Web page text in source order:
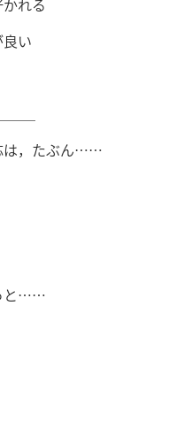
れる
良い
＿
は，たぶん……
と……